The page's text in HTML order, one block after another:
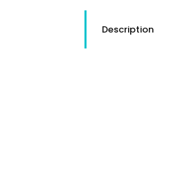
Description